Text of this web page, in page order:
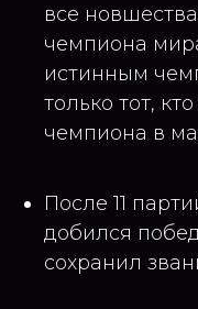
все
чемпиона
истинным
только тот,
чемпиона в
После 11
добился
сохранил